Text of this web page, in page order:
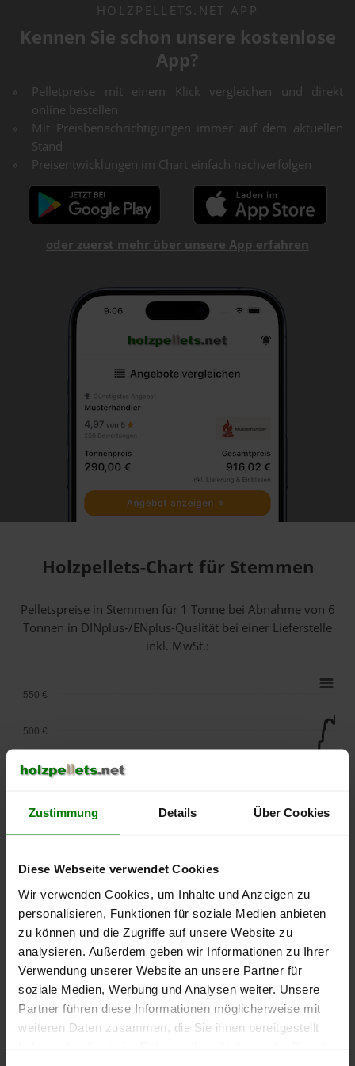
Zustimmung Details Über Cookies
Diese Webseite verwendet Cookies
Wir verwenden Cookies, um Inhalte und Anzeigen zu
personalisieren, Funktionen für soziale Medien anbieten
zu können und die Zugriffe auf unsere Website zu
analysieren. Außerdem geben wir Informationen zu Ihrer
Verwendung unserer Website an unsere Partner für
soziale Medien, Werbung und Analysen weiter. Unsere
Partner führen diese Informationen möglicherweise mit
weiteren Daten zusammen, die Sie ihnen bereitgestellt
HOLZPELLETS.NET APP
Kennen Sie schon unsere kostenlose
App?
Pelletpreise mit einem Klick vergleichen und direkt
online bestellen
Mit Preisbenachrichtigungen immer auf dem aktuellen
Stand
Preisentwicklungen im Chart einfach nachverfolgen
oder zuerst mehr über unsere App erfahren
Holzpellets-Chart für Stemmen
Pelletspreise in Stemmen für 1 Tonne bei Abnahmevon 6
Tonnen in DINplus-/ENplus-Qualität bei einer Lieferstelle
inkl. MwSt.:
2025
2026
2026
250 €
300 €
450 €
500 €
550 €
Die aktuelle Preisentwicklung für Holzpellets in Deutschland
können Sie jederzeit auf unsererPelletspreise-Seite
nachvollziehen.